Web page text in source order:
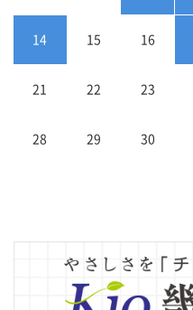
14 15 16
21 22 23
28 29 30